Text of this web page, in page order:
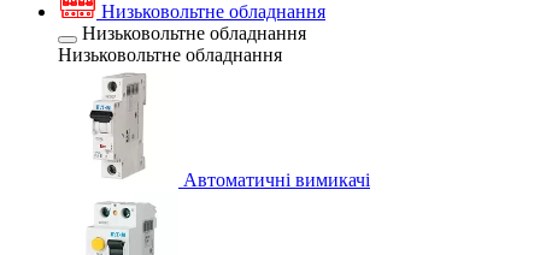
Низьковольтне обладнання
Низьковольтне обладнання
Низьковольтне обладнання
Автоматичні вимикачі